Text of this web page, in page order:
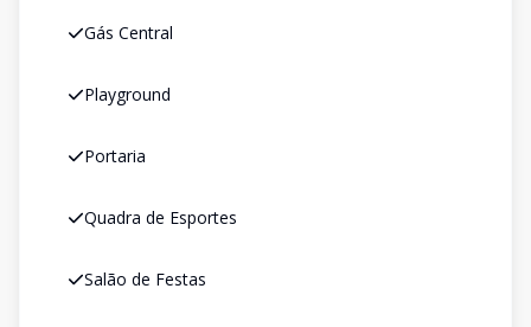
Gás Central
Playground
Portaria
Quadra de Esportes
Salão de Festas